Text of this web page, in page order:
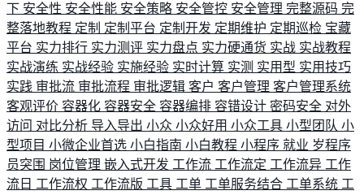
下 安全性 安全性能 安全策略 安全管控 安全管理 完整源码 完
整落地教程 定制 定制平台 定制开发 定期维护 定期巡检 宝藏
平台 实力排行 实力测评 实力盘点 实力硬通货 实战 实战教程
实战演练 实战经验 实施经验 实时计算 实测 实用型 实用技巧
实践 审批流 审批流程 审批逻辑 客户 客户管理 客户管理系统
客观评价 容器化 容器安全 容器编排 容错设计 密码安全 对外
访问 对比分析 导入导出 小众 小众好用 小众工具 小型团队 小
型项目 小微企业首选 小白指南 小白教程 小程序 就业 岁程序
员突围 岗位管理 嵌入式开发 工作流 工作流定 工作流异 工作
流日 工作流权 工作流版 工具 工单 工单服务结合 工单系统 工